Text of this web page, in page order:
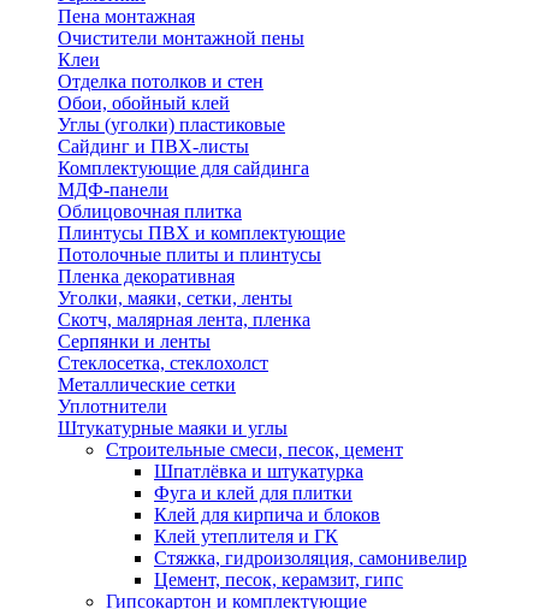
Пена монтажная
Очистители монтажной пены
Клеи
Отделка потолков и стен
Обои, обойный клей
Углы (уголки) пластиковые
Сайдинг и ПВХ-листы
Комплектующие для сайдинга
МДФ-панели
Облицовочная плитка
Плинтусы ПВХ и комплектующие
Потолочные плиты и плинтусы
Пленка декоративная
Уголки, маяки, сетки, ленты
Скотч, малярная лента, пленка
Серпянки и ленты
Стеклосетка, стеклохолст
Металлические сетки
Уплотнители
Штукатурные маяки и углы
Строительные смеси, песок, цемент
Шпатлёвка и штукатурка
Фуга и клей для плитки
Клей для кирпича и блоков
Клей утеплителя и ГК
Стяжка, гидроизоляция, самонивелир
Цемент, песок, керамзит, гипс
Гипсокартон и комплектующие